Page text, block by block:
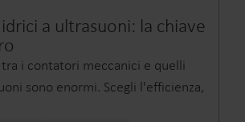
a ultrasuoni: la chiave
i contatori meccanici e quelli
sono enormi. Scegli l'efficienza,